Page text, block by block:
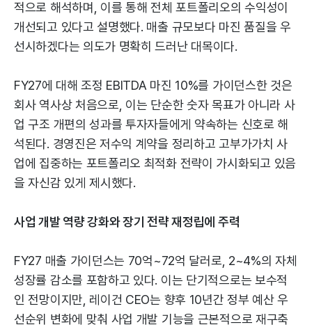
적으로 해석하며, 이를 통해 전체 포트폴리오의 수익성이
개선되고 있다고 설명했다. 매출 규모보다 마진 품질을 우
선시하겠다는 의도가 명확히 드러난 대목이다.
FY27에 대해 조정 EBITDA 마진 10%를 가이던스한 것은
회사 역사상 처음으로, 이는 단순한 숫자 목표가 아니라 사
업 구조 개편의 성과를 투자자들에게 약속하는 신호로 해
석된다. 경영진은 저수익 계약을 정리하고 고부가가치 사
업에 집중하는 포트폴리오 최적화 전략이 가시화되고 있음
을 자신감 있게 제시했다.
사업 개발 역량 강화와 장기 전략 재정립에 주력
FY27 매출 가이던스는 70억~72억 달러로, 2~4%의 자체
성장률 감소를 포함하고 있다. 이는 단기적으로는 보수적
인 전망이지만, 레이건 CEO는 향후 10년간 정부 예산 우
선순위 변화에 맞춰 사업 개발 기능을 근본적으로 재구축